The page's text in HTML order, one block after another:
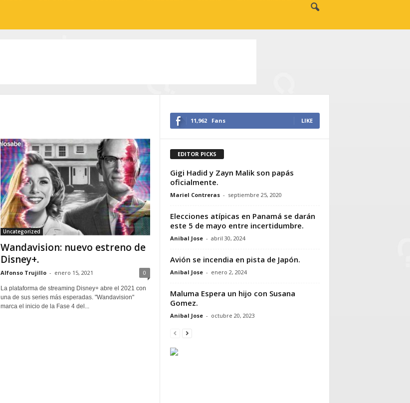
Uncategorized
Wandavision: nuevo estreno de
Disney+.
Alfonso Trujillo - enero 15, 2021 0
La plataforma de streaming Disney+ abre el 2021 con
una de sus series más esperadas. "Wandavision"
marca el inicio de la Fase 4 del...
11,962 Fans LIKE
EDITOR PICKS
Gigi Hadid y Zayn Malik son papás
oficialmente.
Mariel Contreras - septiembre 25, 2020
Elecciones atípicas en Panamá se darán
este 5 de mayo entre incertidumbre.
Anibal Jose - abril 30, 2024
Avión se incendia en pista de Japón.
Anibal Jose - enero 2, 2024
Maluma Espera un hijo con Susana
Gomez.
Anibal Jose - octubre 20, 2023